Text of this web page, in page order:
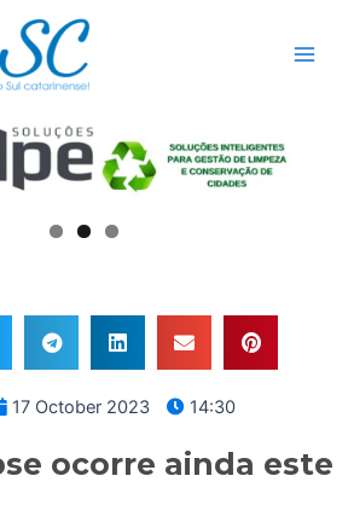
17 October 2023 14:30
ocorre ainda este